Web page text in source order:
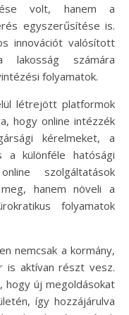
volt, hanem a
egyszerűsítése is.
innovációt valósított
lakosság számára
folyamatok.
létrejött platformok
hogy online intézzék
kérelmeket, a
a különféle hatósági
szolgáltatások
hanem növeli a
folyamatok
nemcsak a kormány,
is aktívan részt vesz.
hogy új megoldásokat
így hozzájárulva